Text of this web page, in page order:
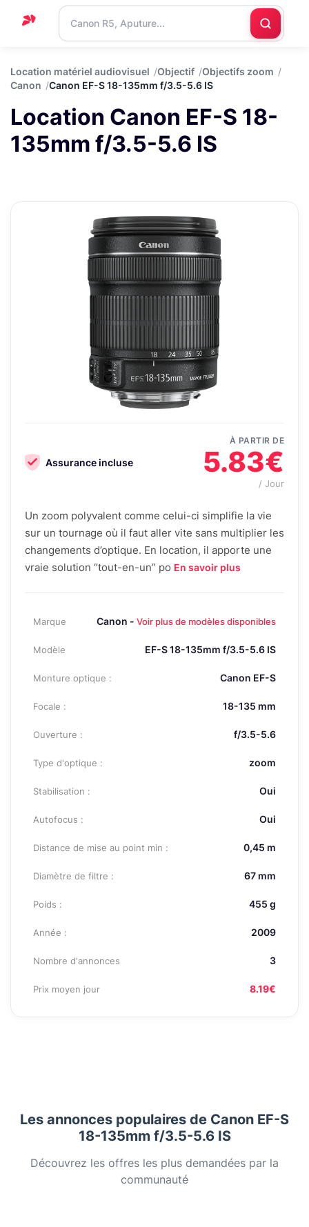
Support
Blog
Nous
contacter
Location matériel audiovisuel Objectif
Objectifs zoom
Canon
Canon EF-S 18-135mm f/3.5-5.6 IS
Location Canon EF-S 18-
135mm f/3.5-5.6 IS
Assurance incluse
À PARTIR DE
5.83€
/ Jour
Un zoom polyvalent comme celui-ci simplifie la vie
sur un tournage où il faut aller vite sans multiplier les
changements d’optique. En location, il apporte une
vraie solution “tout-en-un” po En savoir plus
Marque Canon - Voir plus de modèles disponibles
Modèle EF-S 18-135mm f/3.5-5.6 IS
Monture optique : Canon EF-S
Focale : 18-135 mm
Ouverture : f/3.5-5.6
Type d'optique : zoom
Stabilisation : Oui
Autofocus : Oui
Distance de mise au point min : 0,45 m
Diamètre de filtre : 67 mm
Poids : 455 g
Année : 2009
Nombre d'annonces 3
Prix moyen jour 8.19€
Les annonces populaires de Canon EF-S
18-135mm f/3.5-5.6 IS
Découvrez les offres les plus demandées par la
communauté